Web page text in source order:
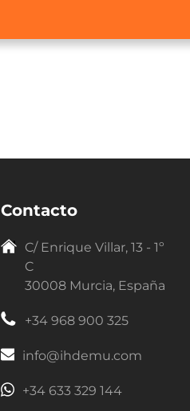
Contacto
C/ Enrique Villar, 13 - 1º
C
30008 Murcia, España
+34 968 900 325
info@ihdemu.com
+34 633 329 144